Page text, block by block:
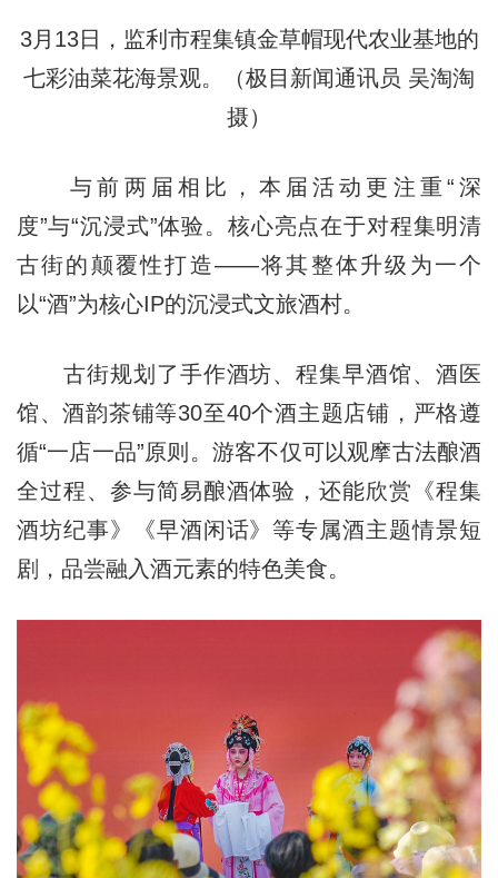
3月13日，监利市程集镇金草帽现代农业基地的
七彩油菜花海景观。（极目新闻通讯员 吴淘淘
摄）
与前两届相比，本届活动更注重“深
度”与“沉浸式”体验。核心亮点在于对程集明清
古街的颠覆性打造——将其整体升级为一个
以“酒”为核心IP的沉浸式文旅酒村。
古街规划了手作酒坊、程集早酒馆、酒医
馆、酒韵茶铺等30至40个酒主题店铺，严格遵
循“一店一品”原则。游客不仅可以观摩古法酿酒
全过程、参与简易酿酒体验，还能欣赏《程集
酒坊纪事》《早酒闲话》等专属酒主题情景短
剧，品尝融入酒元素的特色美食。